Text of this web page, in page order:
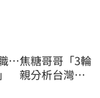
…焦糖哥哥「3輪
親分析台灣職